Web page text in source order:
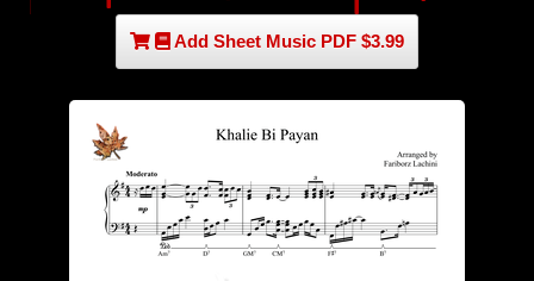
Add Sheet Music PDF $3.99